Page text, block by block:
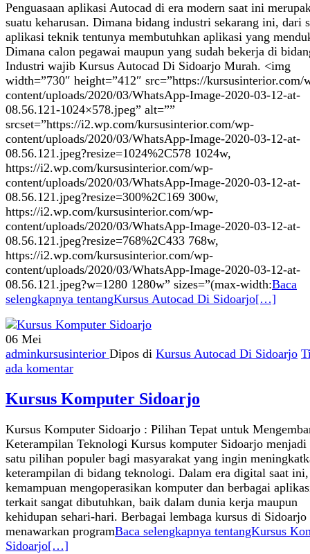
Penguasaan aplikasi Autocad di era modern saat ini
suatu keharusan. Dimana bidang industri sekarang ini, dari
aplikasi teknik tentunya membutuhkan aplikasi yang
Dimana calon pegawai maupun yang sudah bekerja di
Industri wajib Kursus Autocad Di Sidoarjo Murah. <img
width=”730″ height=”412″ src=”https://kursusinterior.com/
content/uploads/2020/03/WhatsApp-Image-2020-03-12-at-
08.56.121-1024×578.jpeg” alt=””
srcset=”https://i2.wp.com/kursusinterior.com/wp-
content/uploads/2020/03/WhatsApp-Image-2020-03-12-at-
08.56.121.jpeg?resize=1024%2C578 1024w,
https://i2.wp.com/kursusinterior.com/wp-
content/uploads/2020/03/WhatsApp-Image-2020-03-12-at-
08.56.121.jpeg?resize=300%2C169 300w,
https://i2.wp.com/kursusinterior.com/wp-
content/uploads/2020/03/WhatsApp-Image-2020-03-12-at-
08.56.121.jpeg?resize=768%2C433 768w,
https://i2.wp.com/kursusinterior.com/wp-
content/uploads/2020/03/WhatsApp-Image-2020-03-12-at-
08.56.121.jpeg?w=1280 1280w” sizes=”(max-width:Baca
selengkapnya tentangKursus Autocad Di Sidoarjo[…]
06 Mei
adminkursusinterior Dipos di Kursus Autocad Di Sidoarjo
ada komentar
Kursus Komputer Sidoarjo
Kursus Komputer Sidoarjo : Pilihan Tepat untuk
Keterampilan Teknologi Kursus komputer Sidoarjo menjadi
satu pilihan populer bagi masyarakat yang ingin
keterampilan di bidang teknologi. Dalam era digital saat ini,
kemampuan mengoperasikan komputer dan berbagai
terkait sangat dibutuhkan, baik dalam dunia kerja maupun
kehidupan sehari-hari. Berbagai lembaga kursus di Sidoarjo
menawarkan programBaca selengkapnya tentangKursus
Sidoarjo[…]